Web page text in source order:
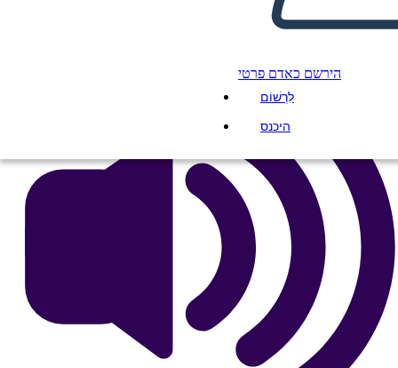
הירשם כאדם פרטי
לִרְשׁוֹם
היכנס